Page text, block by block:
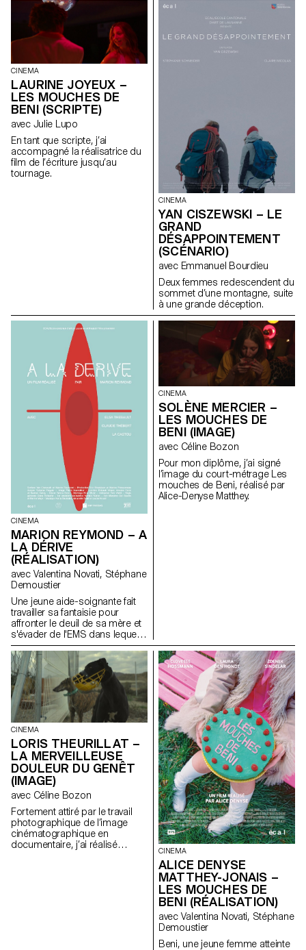
CINEMA
LAURINE JOYEUX –
LES MOUCHES DE
BENI (SCRIPTE)
avec Julie Lupo
En tant que scripte, j’ai
accompagné la réalisatrice du
film de l’écriture jusqu’au
tournage.
CINEMA
YAN CISZEWSKI – LE
GRAND
DÉSAPPOINTEMENT
(SCÉNARIO)
avec Emmanuel Bourdieu
Deux femmes redescendent du
sommet d’une montagne, suite
à une grande déception.
CINEMA
MARION REYMOND – A
LA DÉRIVE
(RÉALISATION)
avec Valentina Novati, Stéphane
Demoustier
Une jeune aide-soignante fait
travailler sa fantaisie pour
affronter le deuil de sa mère et
s'évader de l'EMS dans lequel
elle travaille.
CINEMA
SOLÈNE MERCIER –
LES MOUCHES DE
BENI (IMAGE)
avec Céline Bozon
Pour mon diplôme, j’ai signé
l’image du court-métrage Les
mouches de Beni, réalisé par
Alice-Denyse Matthey.
CINEMA
LORIS THEURILLAT –
LA MERVEILLEUSE
DOULEUR DU GENÊT
(IMAGE)
avec Céline Bozon
Fortement attiré par le travail
photographique de l’image
cinématographique en
documentaire, j’ai réalisé
CINEMA
ALICE DENYSE
MATTHEY-JONAIS –
LES MOUCHES DE
BENI (RÉALISATION)
avec Valentina Novati, Stéphane
Demoustier
Beni, une jeune femme atteinte